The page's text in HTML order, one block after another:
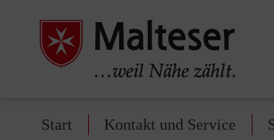
Start Kontakt und Service